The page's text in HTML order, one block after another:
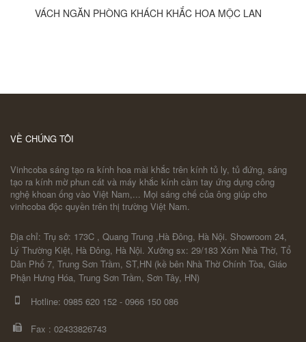
VÁCH NGĂN PHÒNG KHÁCH KHẮC HOA MỘC LAN
VỀ CHÚNG TÔI
Vinhcoba sáng tạo ra kính hoa mài khắc trên kính tủ ly, tủ đứng, sáng
tạo ra kính mờ phun cát và máy khắc kính cầm tay ứng dụng công
nghệ khoan ống vào Việt Nam,... Mọi sáng chế của ông giúp cho
vinhcoba độc quyền trên thị trường Việt Nam.
Địa chỉ: Trụ sở: 173C , Quang Trung ,Hà Đông, Hà Nội. Showroom 24,
Lý Thường Kiệt, Hà Đông, Hà Nội. Xưởng sx: 29/183 Xóm Nhà Thờ, Tổ
Dân Phố 7, Trung Sơn Trầm, ST,HN (kề bên Nhà Thờ Chính Tòa, Giáo
Phận Hưng Hóa, Trung Sơn Trầm, Sơn Tây, HN)
Hotline: 0985 620 152 - 0966 150 086
Fax : 02433826743